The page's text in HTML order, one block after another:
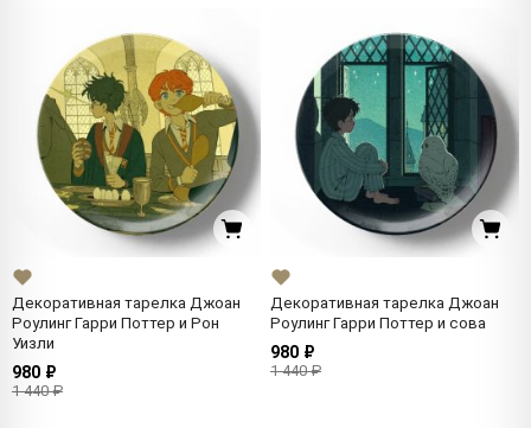
Декоративная тарелка Джоан
Роулинг Гарри Поттер и Рон
Уизли
980 ₽
1 440 ₽
Декоративная тарелка Джоан
Роулинг Гарри Поттер и сова
980 ₽
1 440 ₽